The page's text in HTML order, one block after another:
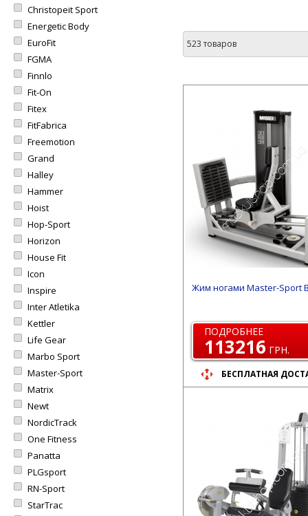
Christopeit Sport
Energetic Body
EuroFit
FGMA
Finnlo
Fit-On
Fitex
FitFabrica
Freemotion
Grand
Halley
Hammer
Hoist
Hop-Sport
Horizon
House Fit
Icon
Inspire
Inter Atletika
Kettler
Life Gear
Marbo Sport
Master-Sport
Matrix
Newt
NordicTrack
One Fitness
Panatta
PLGsport
RN-Sport
StarTrac
523 товаров
Жим ногами Master-Sport
ПОДРОБНЕЕ
113216 ГРН.
БЕСПЛАТНАЯ